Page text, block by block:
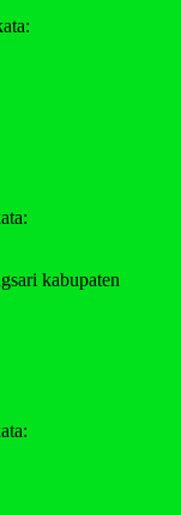
kabupaten